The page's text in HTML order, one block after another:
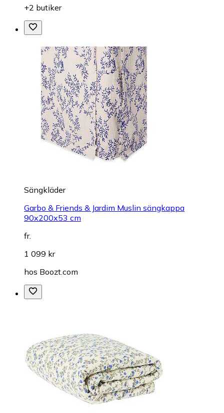
+2 butiker
Sängkläder
Garbo & Friends & Jardim Muslin sängkappa
90x200x53 cm
fr.
1 099 kr
hos Boozt.com